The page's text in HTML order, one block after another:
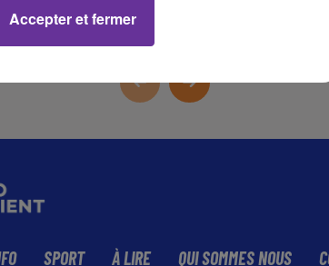
SPORT À LIRE QUI SOMMES NOUS
Accepter et fermer